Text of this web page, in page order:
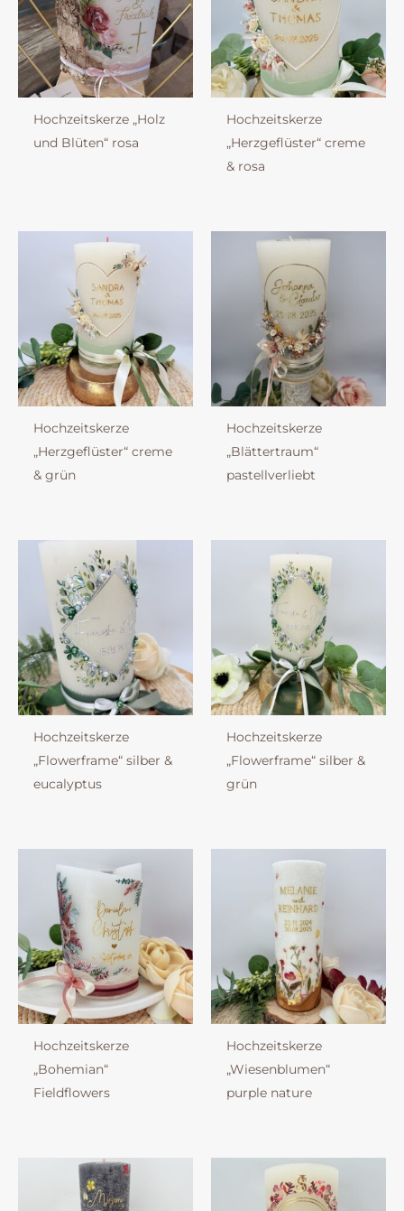
Hochzeitskerze „Holz
und Blüten“ rosa
Hochzeitskerze
„Herzgeflüster“ creme
& rosa
Hochzeitskerze
„Herzgeflüster“ creme
& grün
Hochzeitskerze
„Blättertraum“
pastellverliebt
Hochzeitskerze
„Flowerframe“ silber &
eucalyptus
Hochzeitskerze
„Flowerframe“ silber &
grün
Hochzeitskerze
„Bohemian“
Fieldflowers
Hochzeitskerze
„Wiesenblumen“
purple nature